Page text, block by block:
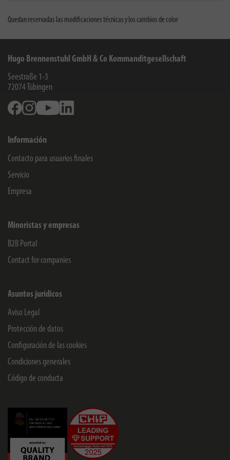
Quedan reservadas las modificaciones técnicas y los cambios de color
Hugo Brennenstuhl GmbH & Co Kommanditgesellschaft
Seestraße 1-3
72074 Tübingen
FacebookInstagramYoutube
Información
Contacto para usuarios finales
Servicio
Empresa
Minoristas y empresas
B2B Portal
Contact for companies
Asuntos jurídicos
Aviso Legal
Protección de datos
Configuración de las cookies
Condiciones generales
Código de conducta